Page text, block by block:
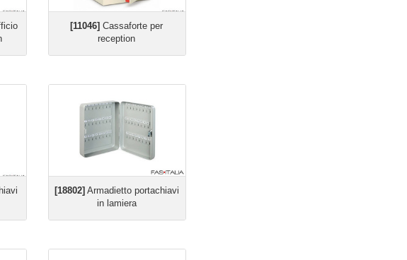
[11046] Cassaforte per
reception
[18802] Armadietto portachiavi
in lamiera